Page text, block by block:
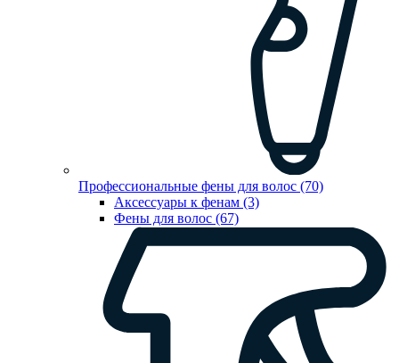
Профессиональные фены для волос (70)
Аксессуары к фенам (3)
Фены для волос (67)